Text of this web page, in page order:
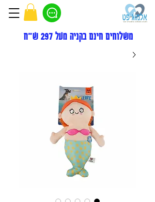
משלוחים חינם בקניה מעל 297 ש"ח